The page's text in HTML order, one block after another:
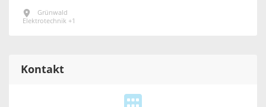
Grünwald
Elektrotechnik +1
Kontakt